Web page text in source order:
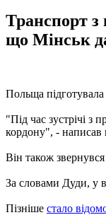
Транспорт з
що Мінськ
Польща
"Під час зустрічі з
кордону", - написав
Він також
За словами Дуди, у
Пізніше стало